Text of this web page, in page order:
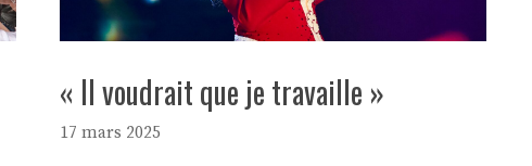
« Il voudrait que je travaille »
17 mars 2025